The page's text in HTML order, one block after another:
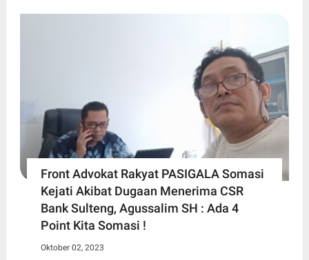
Front Advokat Rakyat PASIGALA Somasi
Kejati Akibat Dugaan Menerima CSR
Bank Sulteng, Agussalim SH : Ada 4
Point Kita Somasi !
Oktober 02, 2023